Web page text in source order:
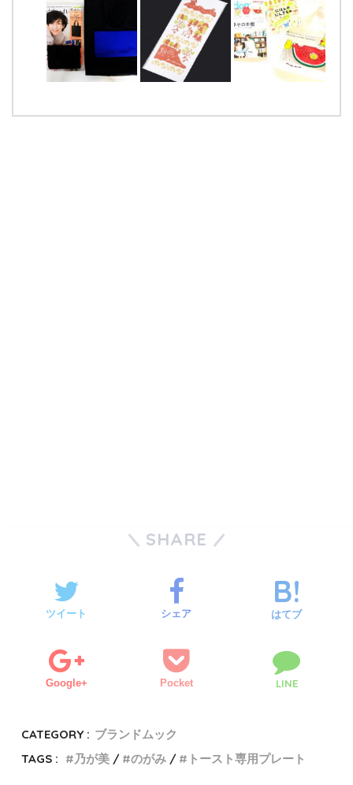
SHARE
ツイート シェア はてブ
Google+ Pocket LINE
CATEGORY : ブランドムック
TAGS :
乃が美 のがみ トースト専用プレート